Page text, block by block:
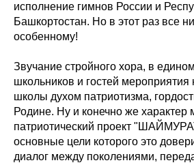
исполнение гимнов России и
Башкортостан. Но в этот раз все
особенному!
Звучание стройного хора, в
школьников и гостей
школы духом патриотизма,
Родине. Ну и конечно же характер
патриотический проект
основные цели которого это
диалог между поколениями,